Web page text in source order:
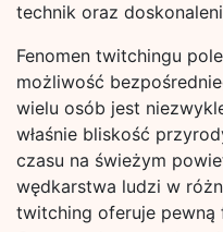
technik oraz
Fenomen twitchingu
możliwość
wielu osób jest
właśnie bliskość
czasu na świeżym
wędkarstwa ludzi w
twitching oferuje pewną